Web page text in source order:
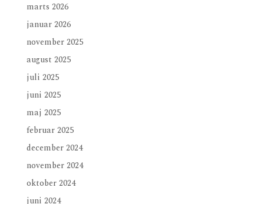
marts 2026
januar 2026
november 2025
august 2025
juli 2025
juni 2025
maj 2025
februar 2025
december 2024
november 2024
oktober 2024
juni 2024